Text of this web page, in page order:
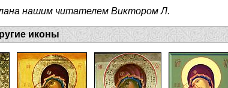
нашим читателем Виктором Л.
иконы